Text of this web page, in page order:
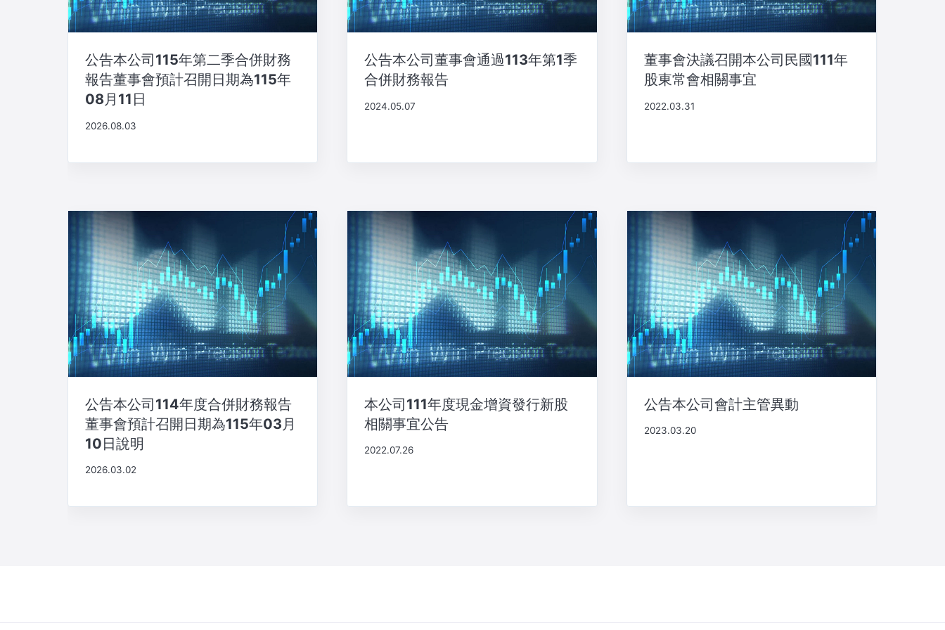
公告本公司115年第二季合併財務
報告董事會預計召開日期為115年
08月11日
2026.08.03
公告本公司董事會通過113年第1季
合併財務報告
2024.05.07
董事會決議召開本公司民國111年
股東常會相關事宜
2022.03.31
公告本公司114年度合併財務報告
董事會預計召開日期為115年03月
10日說明
2026.03.02
本公司111年度現金增資發行新股
相關事宜公告
2022.07.26
公告本公司會計主管異動
2023.03.20